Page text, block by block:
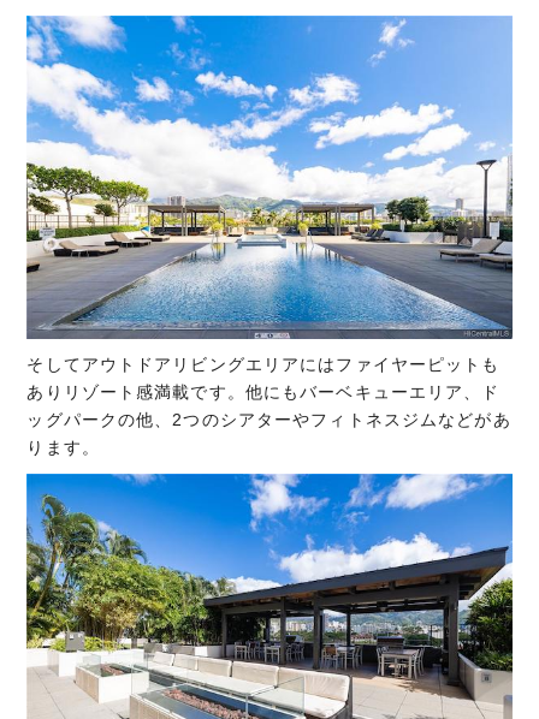
そしてアウトドアリビングエリアにはファイヤーピットも
ありリゾート感満載です。他にもバーベキューエリア、ド
ッグパークの他、2つのシアターやフィトネスジムなどがあ
ります。